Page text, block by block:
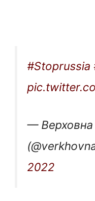
#Stoprussia
— Верховна
2022